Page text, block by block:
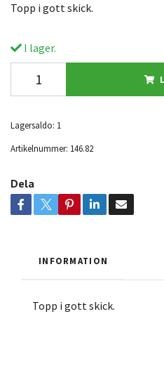
Topp i gott skick.
I lager.
Lagersaldo: 1
Artikelnummer: 146.82
Dela
INFORMATION
Topp i gott skick.